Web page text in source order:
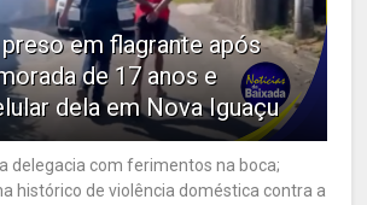
em flagrante após
de 17 anos e
dela em Nova Iguaçu
delegacia com ferimentos na boca;
histórico de violência doméstica contra a